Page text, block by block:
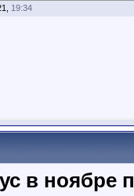
19:34
в ноябре